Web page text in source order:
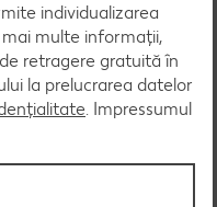
care Kaufland le-a
angajaților săi,
derulate,
de responsabilitate
de a contribui la
companie și echipă.
individualizarea
multe informații,
retragere gratuită în
la prelucrarea datelor
. Impressumul